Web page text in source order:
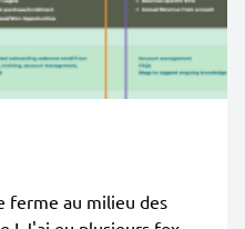
ferme au milieu des